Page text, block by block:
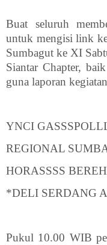
Buat seluruh
untuk mengisi link
Sumbagut ke XI
Siantar Chapter,
guna laporan
YNCI
REGIONAL
HORASSSS BEREH
*DELI SERDANG
Pukul 10.00 WIB